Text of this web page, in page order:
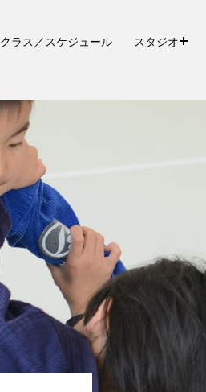
クラス／スケジュール スタジオ